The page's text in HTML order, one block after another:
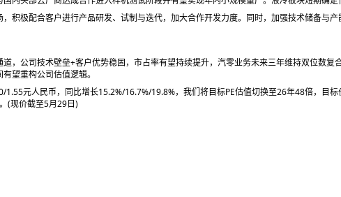
积极配合客户进行产品研发、试制与迭代，加大合作开发力度。同时，加强技术储备与
，公司技术壁垒+客户优势稳固，市占率有望持续提升，汽零业务未来三年维持双位数复
望重构公司估值逻辑。
元人民币，同比增长15.2%/16.7%/19.8%，我们将目标PE估值切换至26年48倍，目
(现价截至5月29日)